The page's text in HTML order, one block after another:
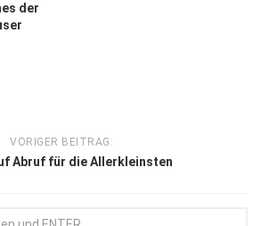
der
VORIGER BEITRAG:
Abruf für die Allerkleinsten